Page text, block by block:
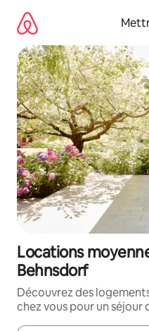
directement
contenu
Locations
Behnsdorf
Découvrez des
chez vous pour un séjour